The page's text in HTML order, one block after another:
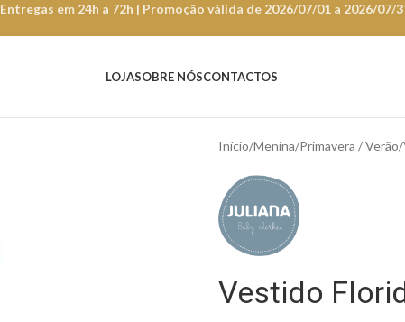
Entregas em 24h a 72h | Promoção válida de 2026/07/01 a 2026/07/
LOJASOBRE NÓSCONTACTOS
Início Menina Primavera / Verão
Vestido